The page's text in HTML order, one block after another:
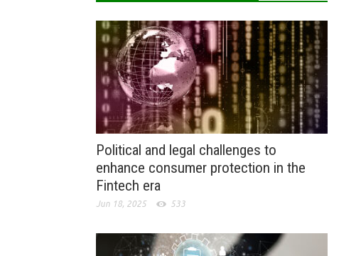
Political and legal challenges to
enhance consumer protection in the
Fintech era
Jun 18, 2025 533